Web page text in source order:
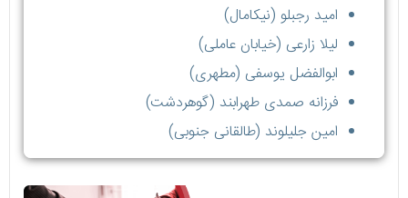
امید رجبلو (نیکامال)
لیلا زارعی (خیابان عاملی)
ابوالفضل یوسفی (مطهری)
فرزانه صمدی طهرابند (گوهردشت)
امین جلیلوند (طالقانی جنوبی)